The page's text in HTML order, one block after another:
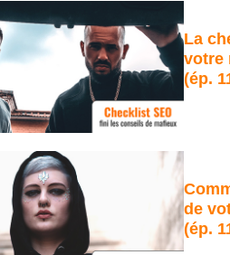
La
votre
(ép.
de
(ép.